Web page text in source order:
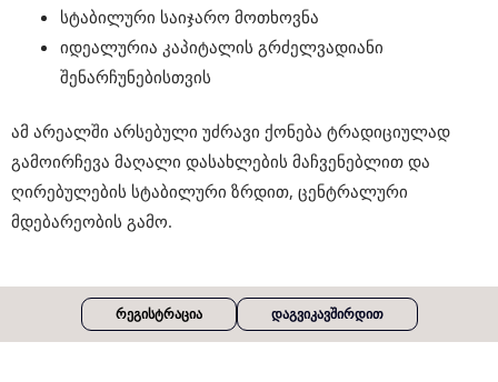
სტაბილური საიჯარო მოთხოვნა
იდეალურია კაპიტალის გრძელვადიანი
შენარჩუნებისთვის
ამ არეალში არსებული უძრავი ქონება ტრადიციულად
გამოირჩევა მაღალი დასახლების მაჩვენებლით და
ღირებულების სტაბილური ზრდით, ცენტრალური
მდებარეობის გამო.
Რეგისტრაცია Დაგვიკავშირდით